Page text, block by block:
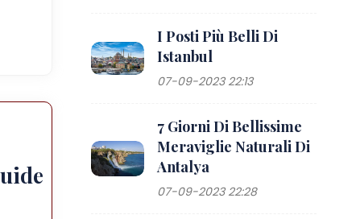
I Posti Più Belli Di
Istanbul
07-09-2023 22:13
7 Giorni Di Bellissime
Meraviglie Naturali Di
Antalya
07-09-2023 22:28